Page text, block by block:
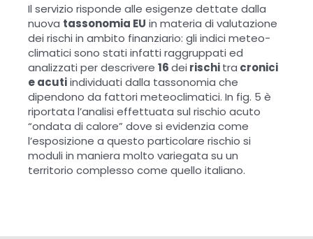
Il servizio risponde alle esigenze dettate dalla
nuova tassonomia EU in materia di valutazione
dei rischi in ambito finanziario: gli indici meteo-
climatici sono stati infatti raggruppati ed
analizzati per descrivere 16dei rischitra cronici
e acutiindividuati dalla tassonomia che
dipendono da fattori meteoclimatici. In fig. 5 è
riportata l’analisi effettuata sul rischio acuto
“ondata di calore” dove si evidenzia come
l’esposizione a questo particolare rischio si
moduli in maniera molto variegata su un
territorio complesso come quello italiano.